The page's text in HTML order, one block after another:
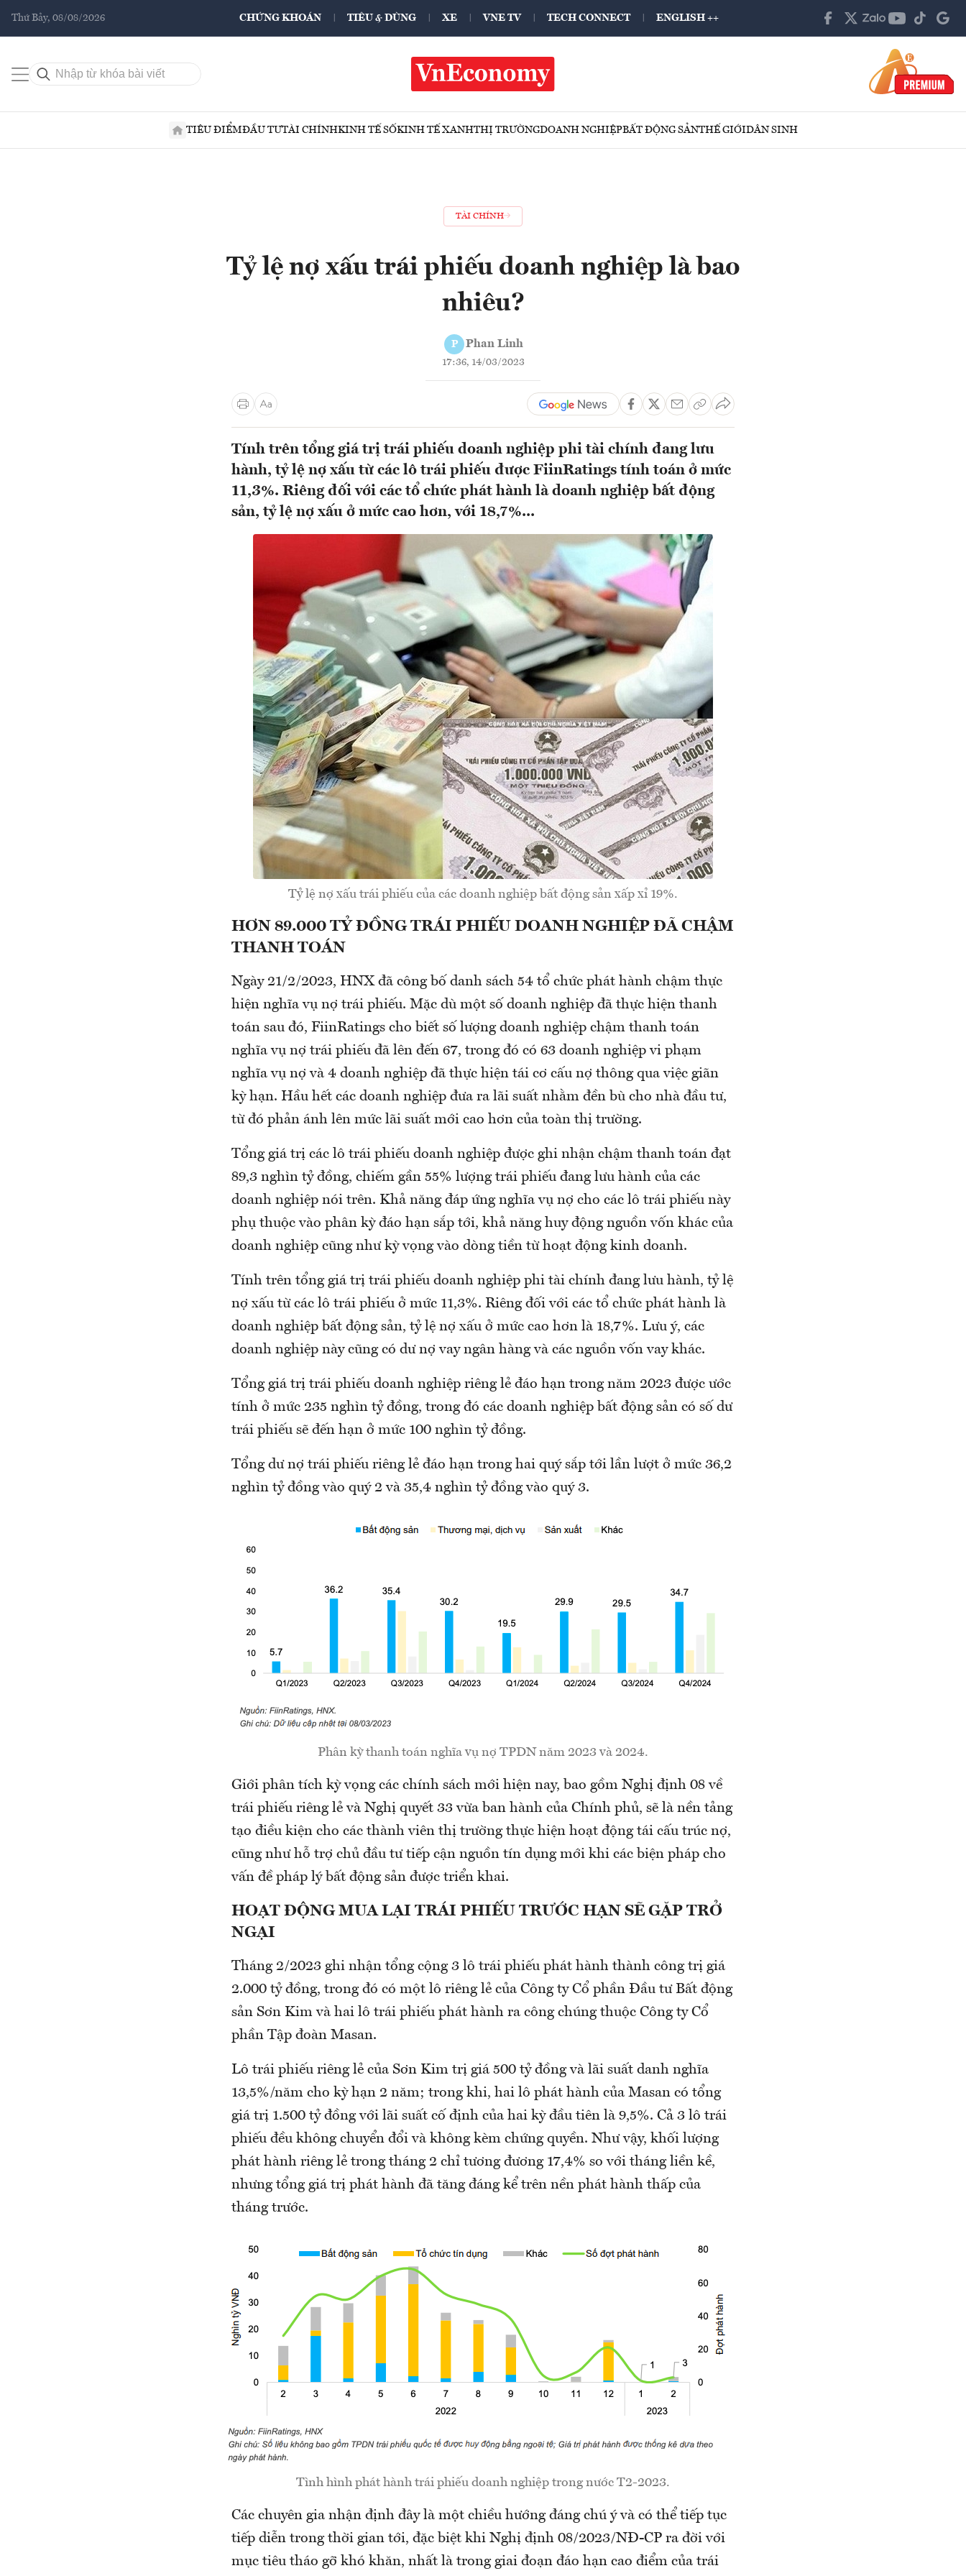
Thứ Bảy, 08/08/2026 CHỨNG KHOÁN TIÊU & DÙNG XE VNE TV TECH CONNECT ENGLISH ++
TIÊU ĐIỂMĐẦU TƯTÀI CHÍNHKINH TẾ SỐKINH TẾ XANHTHỊ TRƯỜNGDOANH NGHIỆPBẤT ĐỘNG SẢNTHẾ GIỚIDÂN SINH
TÀI CHÍNH
Tỷ lệ nợ xấu trái phiếu doanh nghiệp là bao
nhiêu?
P Phan Linh
17:36, 14/03/2023
Tính trên tổng giá trị trái phiếu doanh nghiệp phi tài chính đang lưu
hành, tỷ lệ nợ xấu từ các lô trái phiếu được FiinRatings tính toán ở mức
11,3%. Riêng đối với các tổ chức phát hành là doanh nghiệp bất động
sản, tỷ lệ nợ xấu ở mức cao hơn, với 18,7%...
Tỷ lệ nợ xấu trái phiếu của các doanh nghiệp bất động sản xấp xỉ 19%.
HƠN 89.000 TỶ ĐỒNG TRÁI PHIẾU DOANH NGHIỆP ĐÃ CHẬM
THANH TOÁN
Ngày 21/2/2023, HNX đã công bố danh sách 54 tổ chức phát hành chậm thực
hiện nghĩa vụ nợ trái phiếu. Mặc dù một số doanh nghiệp đã thực hiện thanh
toán sau đó, FiinRatings cho biết số lượng doanh nghiệp chậm thanh toán
nghĩa vụ nợ trái phiếu đã lên đến 67, trong đó có 63 doanh nghiệp vi phạm
nghĩa vụ nợ và 4 doanh nghiệp đã thực hiện tái cơ cấu nợ thông qua việc giãn
kỳ hạn. Hầu hết các doanh nghiệp đưa ra lãi suất nhằm đền bù cho nhà đầu tư,
từ đó phản ánh lên mức lãi suất mới cao hơn của toàn thị trường.
Tổng giá trị các lô trái phiếu doanh nghiệp được ghi nhận chậm thanh toán đạt
89,3 nghìn tỷ đồng, chiếm gần 55% lượng trái phiếu đang lưu hành của các
doanh nghiệp nói trên. Khả năng đáp ứng nghĩa vụ nợ cho các lô trái phiếu này
phụ thuộc vào phân kỳ đáo hạn sắp tới, khả năng huy động nguồn vốn khác của
doanh nghiệp cũng như kỳ vọng vào dòng tiền từ hoạt động kinh doanh.
Tính trên tổng giá trị trái phiếu doanh nghiệp phi tài chính đang lưu hành, tỷ lệ
nợ xấu từ các lô trái phiếu ở mức 11,3%. Riêng đối với các tổ chức phát hành là
doanh nghiệp bất động sản, tỷ lệ nợ xấu ở mức cao hơn là 18,7%. Lưu ý, các
doanh nghiệp này cũng có dư nợ vay ngân hàng và các nguồn vốn vay khác.
Tổng giá trị trái phiếu doanh nghiệp riêng lẻ đáo hạn trong năm 2023 được ước
tính ở mức 235 nghìn tỷ đồng, trong đó các doanh nghiệp bất động sản có số dư
trái phiếu sẽ đến hạn ở mức 100 nghìn tỷ đồng.
Tổng dư nợ trái phiếu riêng lẻ đáo hạn trong hai quý sắp tới lần lượt ở mức 36,2
nghìn tỷ đồng vào quý 2 và 35,4 nghìn tỷ đồng vào quý 3.
Phân kỳ thanh toán nghĩa vụ nợ TPDN năm 2023 và 2024.
Giới phân tích kỳ vọng các chính sách mới hiện nay, bao gồm Nghị định 08 về
trái phiếu riêng lẻ và Nghị quyết 33 vừa ban hành của Chính phủ, sẽ là nền tảng
tạo điều kiện cho các thành viên thị trường thực hiện hoạt động tái cấu trúc nợ,
cũng như hỗ trợ chủ đầu tư tiếp cận nguồn tín dụng mới khi các biện pháp cho
vấn đề pháp lý bất động sản được triển khai.
HOẠT ĐỘNG MUA LẠI TRÁI PHIẾU TRƯỚC HẠN SẼ GẶP TRỞ
NGẠI
Tháng 2/2023 ghi nhận tổng cộng 3 lô trái phiếu phát hành thành công trị giá
2.000 tỷ đồng, trong đó có một lô riêng lẻ của Công ty Cổ phần Đầu tư Bất động
sản Sơn Kim và hai lô trái phiếu phát hành ra công chúng thuộc Công ty Cổ
phần Tập đoàn Masan.
Lô trái phiếu riêng lẻ của Sơn Kim trị giá 500 tỷ đồng và lãi suất danh nghĩa
13,5%/năm cho kỳ hạn 2 năm; trong khi, hai lô phát hành của Masan có tổng
giá trị 1.500 tỷ đồng với lãi suất cố định của hai kỳ đầu tiên là 9,5%. Cả 3 lô trái
phiếu đều không chuyển đổi và không kèm chứng quyền. Như vậy, khối lượng
phát hành riêng lẻ trong tháng 2 chỉ tương đương 17,4% so với tháng liền kề,
nhưng tổng giá trị phát hành đã tăng đáng kể trên nền phát hành thấp của
tháng trước.
Tình hình phát hành trái phiếu doanh nghiệp trong nước T2-2023.
Các chuyên gia nhận định đây là một chiều hướng đáng chú ý và có thể tiếp tục
tiếp diễn trong thời gian tới, đặc biệt khi Nghị định 08/2023/NĐ-CP ra đời với
mục tiêu tháo gỡ khó khăn, nhất là trong giai đoạn đáo hạn cao điểm của trái